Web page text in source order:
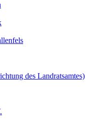
des Landratsamtes)